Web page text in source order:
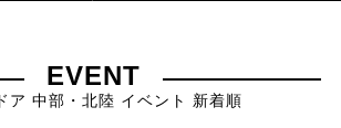
EVENT
ア 中部・北陸 イベント 新着順